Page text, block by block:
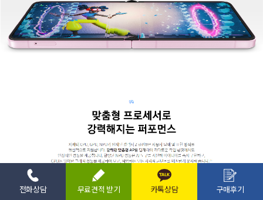
전화상담 무료견적 받기 카톡상담 구매후기